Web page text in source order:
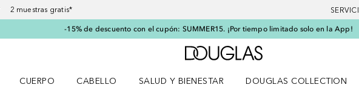
2 muestras gratis*
-15% de descuento con el cupón: SUMMER15. ¡Por tiempo limitado solo en la App!
A Douglas Home
CUERPO
CABELLO
SALUD Y BIENESTAR
DOUGLAS COLLECTION